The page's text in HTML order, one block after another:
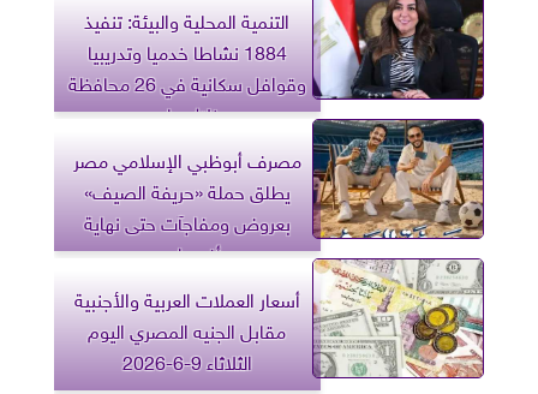
التنمية المحلية والبيئة: تنفيذ
1884 نشاطا خدميا وتدريبيا
وقوافل سكانية في 26 محافظة
خلال مايو
مصرف أبوظبي الإسلامي مصر
يطلق حملة «حريفة الصيف»
بعروض ومفاجآت حتى نهاية
أغسطس
أسعار العملات العربية والأجنبية
مقابل الجنيه المصري اليوم
الثلاثاء 9-6-2026